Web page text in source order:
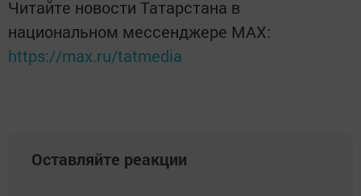
Читайте новости Татарстана в
национальном мессенджере MАХ:
https://max.ru/tatmedia
Оставляйте реакции